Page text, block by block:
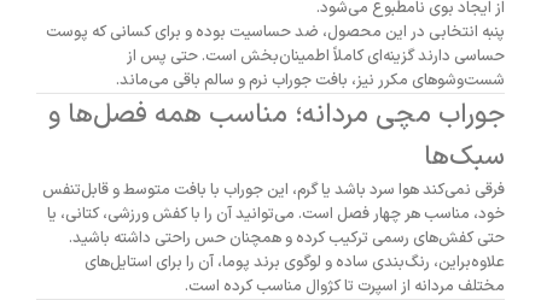
از ایجاد بوی نامطبوع می‌شود.
پنبه انتخابی در این محصول، ضد حساسیت بوده و برای کسانی که پوست
حساسی دارند گزینه‌ای کاملاً اطمینان‌بخش است. حتی پس از
شست‌وشوهای مکرر نیز، بافت جوراب نرم و سالم باقی می‌ماند.
جوراب مچی مردانه؛ مناسب همه فصل‌ها و
سبک‌ها
فرقی نمی‌کند هوا سرد باشد یا گرم، این جوراب با بافت متوسط و قابل‌تنفس
خود، مناسب هر چهار فصل است. می‌توانید آن را با کفش ورزشی، کتانی، یا
حتی کفش‌های رسمی ترکیب کرده و همچنان حس راحتی داشته باشید.
علاوه‌براین، رنگ‌بندی ساده و لوگوی برند پوما، آن را برای استایل‌های
مختلف مردانه از اسپرت تا کژوال مناسب کرده است.